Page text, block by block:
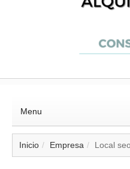
Menu
Inicio Empresa Local